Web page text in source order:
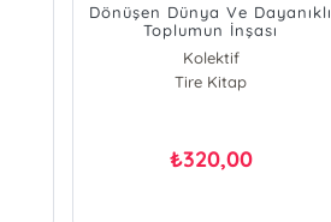
Dönüşen Dünya Ve Dayanıklı
Toplumun İnşası
Kolektif
Tire Kitap
₺320,00